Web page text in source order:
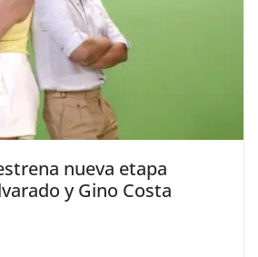
nueva etapa
y Gino Costa